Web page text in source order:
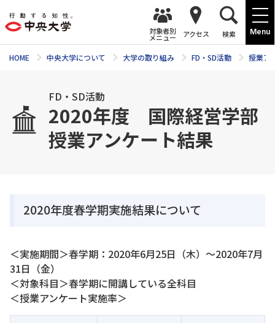
Menu
対象者別
メニュー アクセス 検索
HOME 中央大学について 大学の取り組み FD・SD活動 授業ア
FD・SD活動
2020年度 国際経営学部
授業アンケート結果
2020年度春学期実施結果について
＜実施期間＞春学期：2020年6月25日（木）～2020年7月
31日（金）
＜対象科目＞春学期に開講している全科目
＜授業アンケート実施率＞